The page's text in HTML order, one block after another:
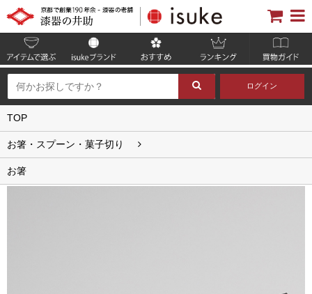
ログイン
TOP
お箸・スプーン・菓子切り
お箸